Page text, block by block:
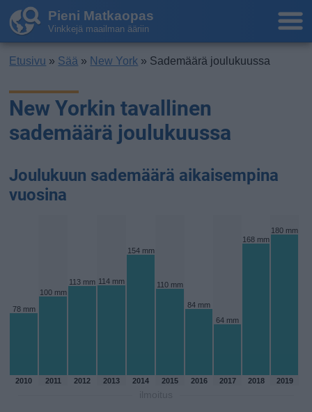
Pieni Matkaopas
Vinkkejä maailman ääriin
Etusivu » Sää » New York » Sademäärä joulukuussa
New Yorkin tavallinen
sademäärä joulukuussa
Joulukuun sademäärä aikaisempina
vuosina
78 mm
100 mm
113 mm 114 mm
154 mm
110 mm
84 mm
64 mm
168 mm
180 mm
2010 2011 2012 2013 2014 2015 2016 2017 2018 2019